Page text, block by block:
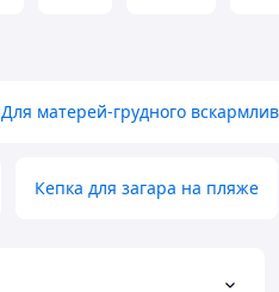
Для матерей-грудного
Кепка для загара на пляже